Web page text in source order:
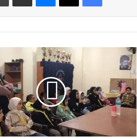
نشاط
لباقة
زهرات
في
فوج
الامام
الكاظم